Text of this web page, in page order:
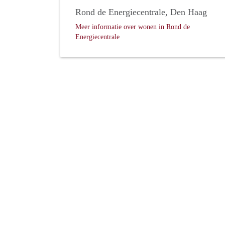
Rond de Energiecentrale, Den Haag
Meer informatie over wonen in Rond de
Energiecentrale